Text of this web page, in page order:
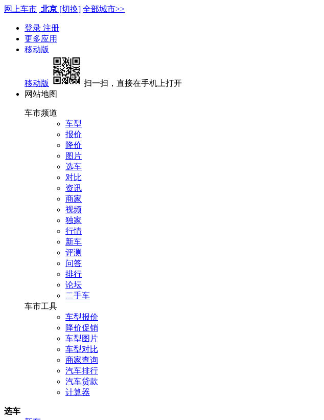
网上车市 北京 [切换] 全部城市>>
登录 注册
更多应用
移动版
移动版
扫一扫，直接在手机上打开
网站地图
车市频道
车型
报价
降价
图片
选车
对比
资讯
商家
视频
独家
行情
新车
评测
问答
排行
论坛
二手车
车市工具
车型报价
降价促销
车型图片
车型对比
商家查询
汽车排行
汽车贷款
计算器
选车